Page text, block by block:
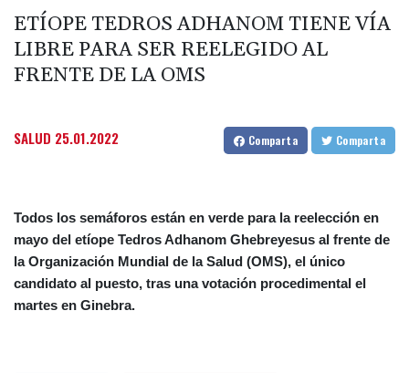
ETÍOPE TEDROS ADHANOM TIENE VÍA
LIBRE PARA SER REELEGIDO AL
FRENTE DE LA OMS
SALUD 25.01.2022 Comparta Comparta
Todos los semáforos están en verde para la reelección en
mayo del etíope Tedros Adhanom Ghebreyesus al frente de
la Organización Mundial de la Salud (OMS), el único
candidato al puesto, tras una votación procedimental el
martes en Ginebra.